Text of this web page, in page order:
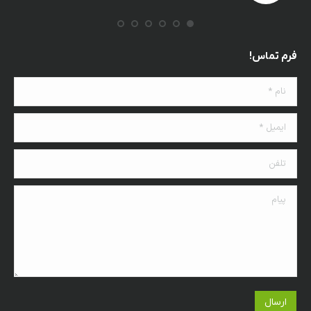
فرم تماس!
نام *
ایمیل *
تلفن
پیام
ارسال